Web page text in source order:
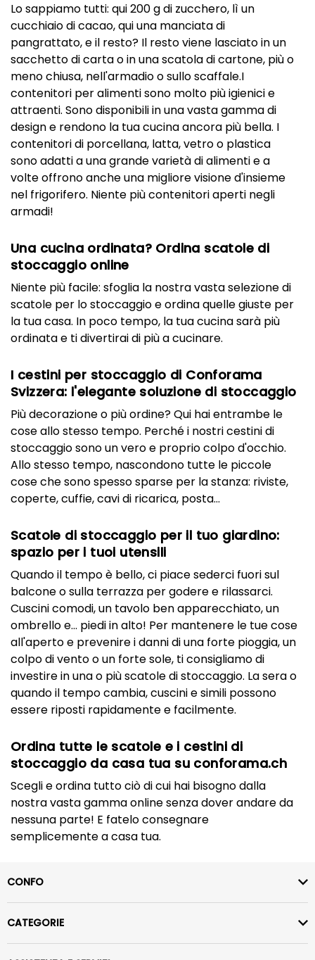
Lo sappiamo tutti: qui 200 g di zucchero, lì un
cucchiaio di cacao, qui una manciata di
pangrattato, e il resto? Il resto viene lasciato in un
sacchetto di carta o in una scatola di cartone, più o
meno chiusa, nell'armadio o sullo scaffale.I
contenitori per alimenti sono molto più igienici e
attraenti. Sono disponibili in una vasta gamma di
design e rendono la tua cucina ancora più bella. I
contenitori di porcellana, latta, vetro o plastica
sono adatti a una grande varietà di alimenti e a
volte offrono anche una migliore visione d'insieme
nel frigorifero. Niente più contenitori aperti negli
armadi!
Una cucina ordinata? Ordina scatole di
stoccaggio online
Niente più facile: sfoglia la nostra vasta selezione di
scatole per lo stoccaggio e ordina quelle giuste per
la tua casa. In poco tempo, la tua cucina sarà più
ordinata e ti divertirai di più a cucinare.
I cestini per stoccaggio di Conforama
Svizzera: l'elegante soluzione di stoccaggio
Più decorazione o più ordine? Qui hai entrambe le
cose allo stesso tempo. Perché i nostri cestini di
stoccaggio sono un vero e proprio colpo d'occhio.
Allo stesso tempo, nascondono tutte le piccole
cose che sono spesso sparse per la stanza: riviste,
coperte, cuffie, cavi di ricarica, posta...
Scatole di stoccaggio per il tuo giardino:
spazio per i tuoi utensili
Quando il tempo è bello, ci piace sederci fuori sul
balcone o sulla terrazza per godere e rilassarci.
Cuscini comodi, un tavolo ben apparecchiato, un
ombrello e... piedi in alto! Per mantenere le tue cose
all'aperto e prevenire i danni di una forte pioggia, un
colpo di vento o un forte sole, ti consigliamo di
investire in una o più scatole di stoccaggio. La sera o
quando il tempo cambia, cuscini e simili possono
essere riposti rapidamente e facilmente.
Ordina tutte le scatole e i cestini di
stoccaggio da casa tua su conforama.ch
Scegli e ordina tutto ciò di cui hai bisogno dalla
nostra vasta gamma online senza dover andare da
nessuna parte! E fatelo consegnare
semplicemente a casa tua.
CONFO
CATEGORIE